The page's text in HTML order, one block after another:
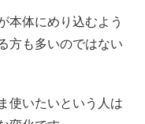
本体にめり込むよう
方も多いのではない
使いたいという人は